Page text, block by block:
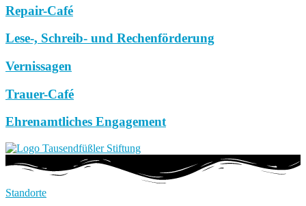
Repair-Café
Lese-, Schreib- und Rechenförderung
Vernissagen
Trauer-Café
Ehrenamtliches Engagement
Standorte